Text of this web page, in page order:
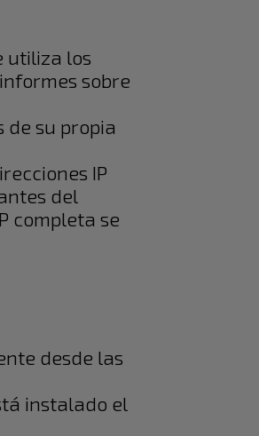
utiliza los
sobre
su propia
IP
del
completa se
desde las
instalado el